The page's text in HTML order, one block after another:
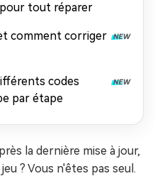
tout réparer
comment corriger
codes
par étape
la dernière mise à jour,
? Vous n'êtes pas seul.